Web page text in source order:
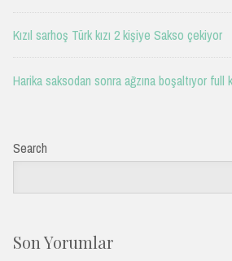
Kızıl sarhoş Türk kızı 2 kişiye Sakso çekiyor
Harika saksodan sonra ağzına boşaltıyor full
Search
Son Yorumlar